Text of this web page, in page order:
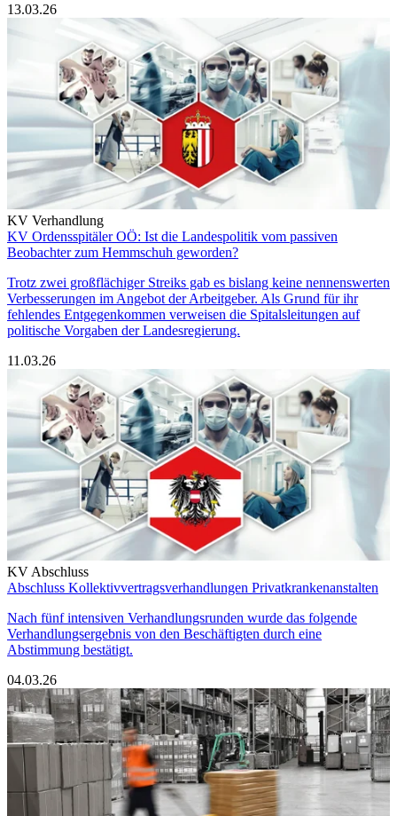
13.03.26
KV Verhandlung
KV Ordensspitäler OÖ: Ist die Landespolitik vom passiven
Beobachter zum Hemmschuh geworden?
Trotz zwei großflächiger Streiks gab es bislang keine nennenswerten
Verbesserungen im Angebot der Arbeitgeber. Als Grund für ihr
fehlendes Entgegenkommen verweisen die Spitalsleitungen auf
politische Vorgaben der Landesregierung.
11.03.26
KV Abschluss
Abschluss Kollektivvertragsverhandlungen Privatkrankenanstalten
Nach fünf intensiven Verhandlungsrunden wurde das folgende
Verhandlungsergebnis von den Beschäftigten durch eine
Abstimmung bestätigt.
04.03.26